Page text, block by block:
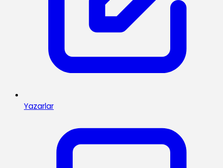
Yazarlar